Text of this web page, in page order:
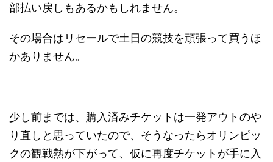
部払い戻しもあるかもしれません。
その場合はリセールで土日の競技を頑張って買うほ
かありません。
少し前までは、購入済みチケットは一発アウトのや
り直しと思っていたので、そうなったらオリンピッ
クの観戦熱が下がって、仮に再度チケットが手に入